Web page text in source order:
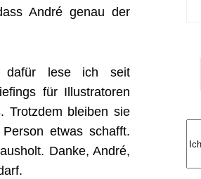
André genau der
dafür lese ich seit
für Illustratoren
Trotzdem bleiben sie
etwas schafft.
Danke, André,